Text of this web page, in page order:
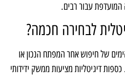
המועדפת עבור רבים.
לבחירה חכמה?
של חיפוש אחר המפתח הנכון או
דיגיטליות מציעות ממשק ידידותי